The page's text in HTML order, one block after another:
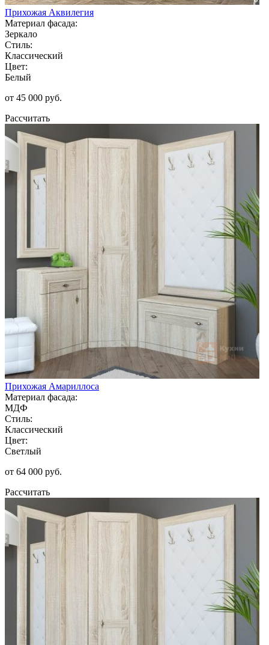
Прихожая Аквилегия
Материал фасада:
Зеркало
Стиль:
Классический
Цвет:
Белый
от 45 000 руб.
Рассчитать
Прихожая Амариллоса
Материал фасада:
МДФ
Стиль:
Классический
Цвет:
Светлый
от 64 000 руб.
Рассчитать